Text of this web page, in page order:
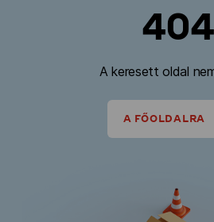
404
A keresett oldal
A FŐOLDALRA